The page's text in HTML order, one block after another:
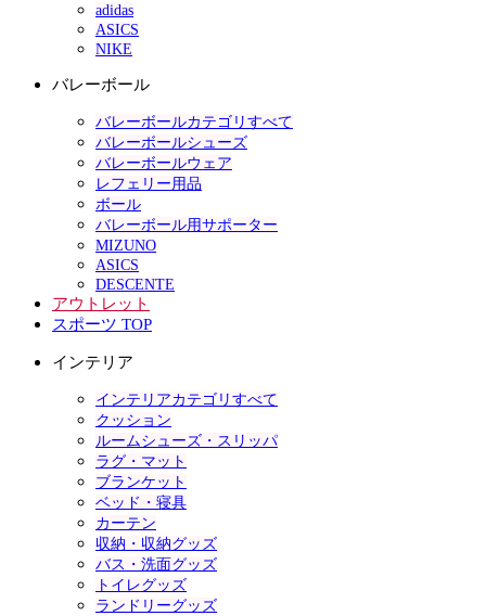
adidas
ASICS
NIKE
バレーボール
バレーボールカテゴリすべて
バレーボールシューズ
バレーボールウェア
レフェリー用品
ボール
バレーボール用サポーター
MIZUNO
ASICS
DESCENTE
アウトレット
スポーツ TOP
インテリア
インテリアカテゴリすべて
クッション
ルームシューズ・スリッパ
ラグ・マット
ブランケット
ベッド・寝具
カーテン
収納・収納グッズ
バス・洗面グッズ
トイレグッズ
ランドリーグッズ